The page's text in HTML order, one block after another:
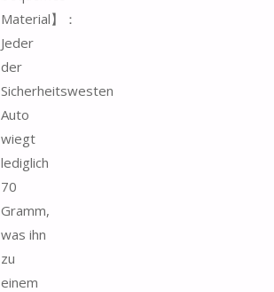
Material】：
Jeder
der
Sicherheitswesten
Auto
wiegt
lediglich
70
Gramm,
was ihn
zu
einem